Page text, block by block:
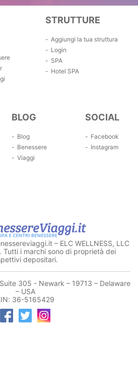
STRUTTURE
Aggiungi la tua struttura
Login
SPA
Hotel SPA
BLOG
Blog
Benessere
Viaggi
SOCIAL
Facebook
Instagram
– ELC WELLNESS, LLC
Tutti i marchi sono di proprietà dei
depositari.
305 - Newark – 19713 – Delaware
– USA
36-5165429